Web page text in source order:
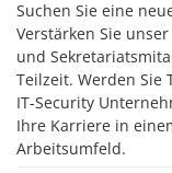
Suchen Sie eine
Verstärken Sie
und
Teilzeit. Werden Sie
IT-Security
Ihre Karriere in
Arbeitsumfeld.